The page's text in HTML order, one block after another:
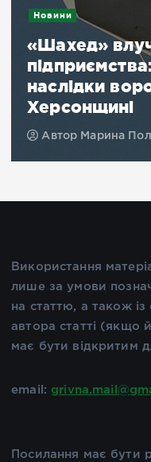
Новини
«Шахед»
наслідки
Херсонщині
Автор Марина
Використання
лише за умови
на статтю, а також
автора статті (якщо
має бути відкритим
email:
Посилання має бути